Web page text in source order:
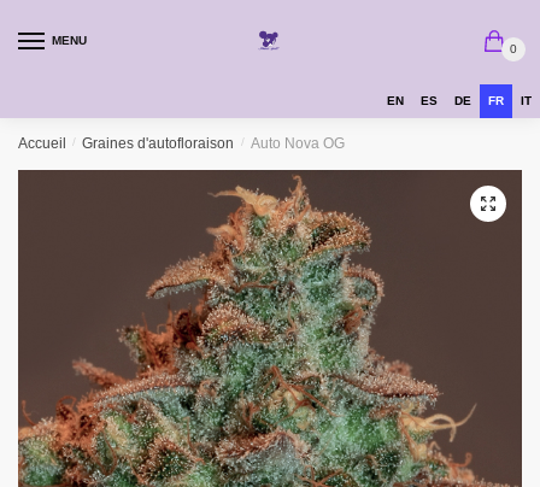
MENU
0
EN ES DE FR IT
Accueil / Graines d'autofloraison / Auto Nova OG